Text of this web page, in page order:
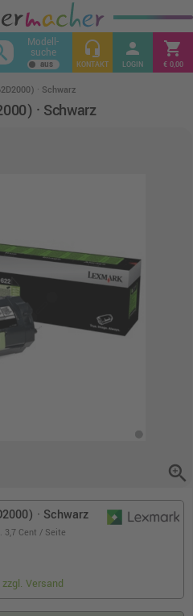
keyboard_arrow_up
Modell-
suche headset_mic
KONTAKT
person
LOGIN
shopping_cart
€ 0,00
· Schwarz
· Schwarz
zoom_in
· Schwarz
3,7 Cent / Seite
zzgl. Versand